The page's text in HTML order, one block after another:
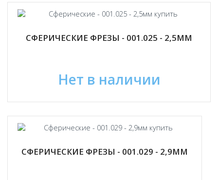
СФЕРИЧЕСКИЕ ФРЕЗЫ - 001.025 - 2,5ММ
Нет в наличии
СФЕРИЧЕСКИЕ ФРЕЗЫ - 001.029 - 2,9ММ